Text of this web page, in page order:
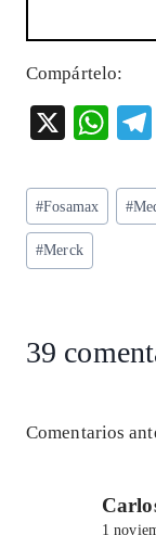
Compártelo:
X
W
ts
A
Etiquetas
de
la
#Fosamax #
#Merck
39
Comentarios
1